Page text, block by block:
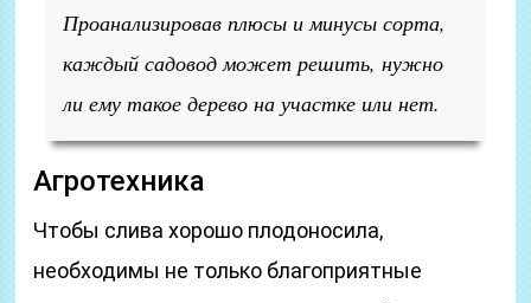
Проанализировав плюсы и минусы сорта,
каждый садовод может решить, нужно
ли ему такое дерево на участке или нет.
Агротехника
Чтобы слива хорошо плодоносила,
необходимы не только благоприятные